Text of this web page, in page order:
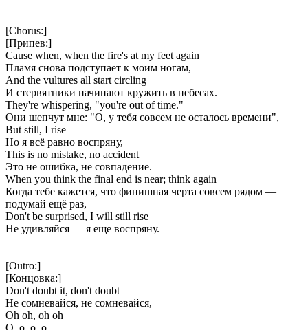
[Chorus:]
[Припев:]
Cause when, when the fire's at my feet again
Пламя снова подступает к моим ногам,
And the vultures all start circling
И стервятники начинают кружить в небесах.
They're whispering, "you're out of time."
Они шепчут мне: "О, у тебя совсем не осталось времени",
But still, I rise
Но я всё равно воспряну,
This is no mistake, no accident
Это не ошибка, не совпадение.
When you think the final end is near; think again
Когда тебе кажется, что финишная черта совсем рядом —
подумай ещё раз,
Don't be surprised, I will still rise
Не удивляйся — я еще воспряну.
[Outro:]
[Концовка:]
Don't doubt it, don't doubt
Не сомневайся, не сомневайся,
Oh oh, oh oh
О, о, о, о